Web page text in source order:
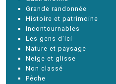
Grande randonnée
Histoire et patrimoine
Incontournables
Les gens d'ici
Nature et paysage
Neige et glisse
Non classé
Pêche